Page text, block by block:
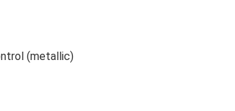
(metallic)